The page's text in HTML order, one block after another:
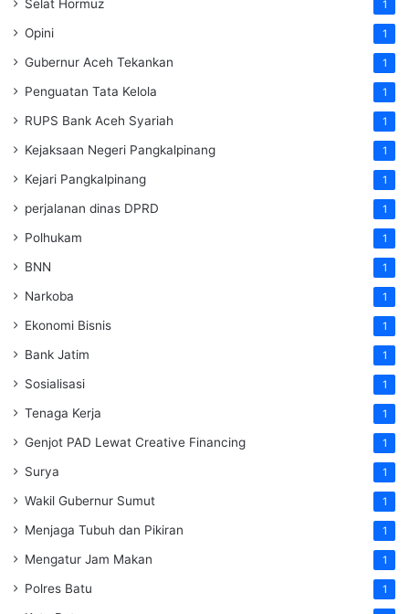
Selat Hormuz 1
Opini 1
Gubernur Aceh Tekankan 1
Penguatan Tata Kelola 1
RUPS Bank Aceh Syariah 1
Kejaksaan Negeri Pangkalpinang 1
Kejari Pangkalpinang 1
perjalanan dinas DPRD 1
Polhukam 1
BNN 1
Narkoba 1
Ekonomi Bisnis 1
Bank Jatim 1
Sosialisasi 1
Tenaga Kerja 1
Genjot PAD Lewat Creative Financing 1
Surya 1
Wakil Gubernur Sumut 1
Menjaga Tubuh dan Pikiran 1
Mengatur Jam Makan 1
Polres Batu 1